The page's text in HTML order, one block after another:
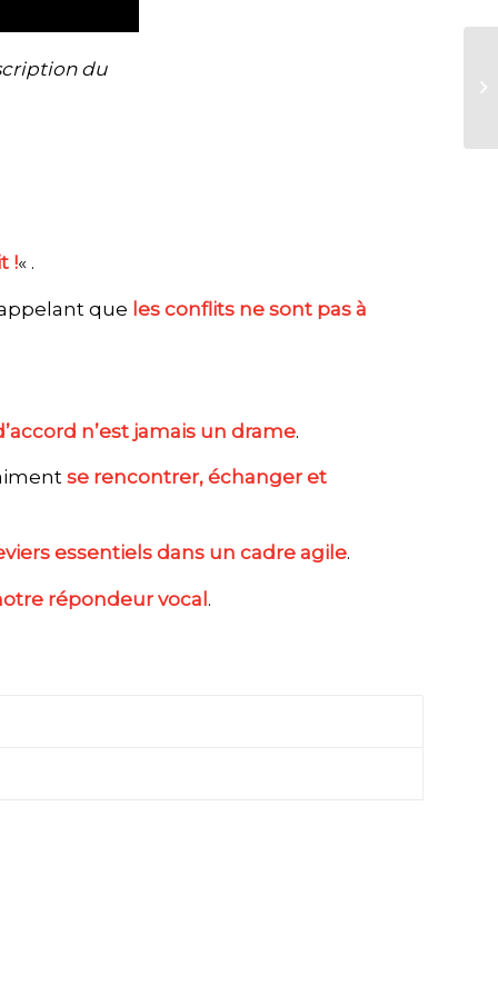
du
!« .
que les conflits ne sont pas à
n’est jamais un drame.
se rencontrer, échanger et
essentiels dans un cadre agile.
répondeur vocal.